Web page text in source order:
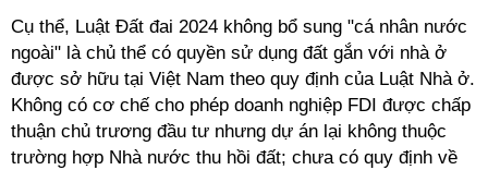
Cụ thể, Luật Đất đai 2024 không bổ sung "cá nhân nước
ngoài" là chủ thể có quyền sử dụng đất gắn với nhà ở
được sở hữu tại Việt Nam theo quy định của Luật Nhà ở.
Không có cơ chế cho phép doanh nghiệp FDI được chấp
thuận chủ trương đầu tư nhưng dự án lại không thuộc
trường hợp Nhà nước thu hồi đất; chưa có quy định về